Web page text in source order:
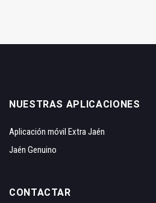
NUESTRAS APLICACIONES
Aplicación móvil Extra Jaén
Jaén Genuino
CONTACTAR